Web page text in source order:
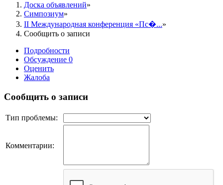
Доска объявлений
Симпозиум
II Международная конференция «Пс�...
Сообщить о записи
Подробности
Обсуждение 0
Оценить
Жалоба
Сообщить о записи
Тип проблемы:
Комментарии: